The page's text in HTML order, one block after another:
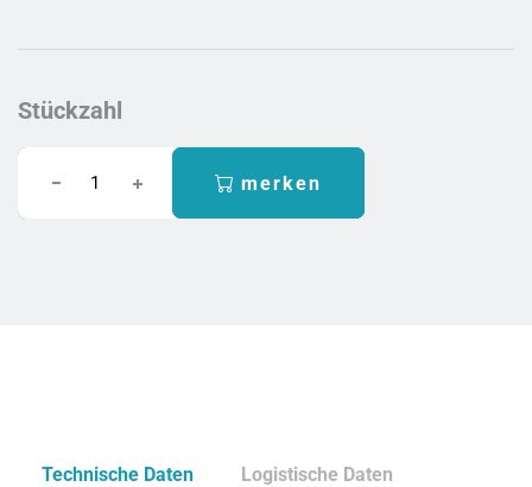
Stückzahl
merken
Technische Daten Logistische Daten